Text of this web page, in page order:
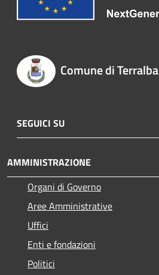
Comune di Terralba
SEGUICI SU
AMMINISTRAZIONE
Organi di Governo
Aree Amministrative
Uffici
Enti e fondazioni
Politici